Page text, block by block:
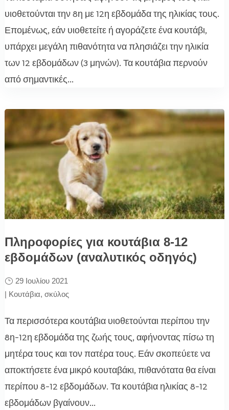
υιοθετούνται την 8η με 12η εβδομάδα της ηλικίας τους.
Επομένως, εάν υιοθετείτε ή αγοράζετε ένα κουτάβι,
υπάρχει μεγάλη πιθανότητα να πλησιάζει την ηλικία
των 12 εβδομάδων (3 μηνών). Τα κουτάβια περνούν
από σημαντικές...
Πληροφορίες για κουτάβια 8-12
εβδομάδων (αναλυτικός οδηγός)
29 Ιουλίου 2021
| Κουτάβια, σκύλος
Τα περισσότερα κουτάβια υιοθετούνται περίπου την
8η-12η εβδομάδα της ζωής τους, αφήνοντας πίσω τη
μητέρα τους και τον πατέρα τους. Εάν σκοπεύετε να
αποκτήσετε ένα μικρό κουταβάκι, πιθανότατα θα είναι
περίπου 8-12 εβδομάδων. Τα κουτάβια ηλικίας 8-12
εβδομάδων βγαίνουν...